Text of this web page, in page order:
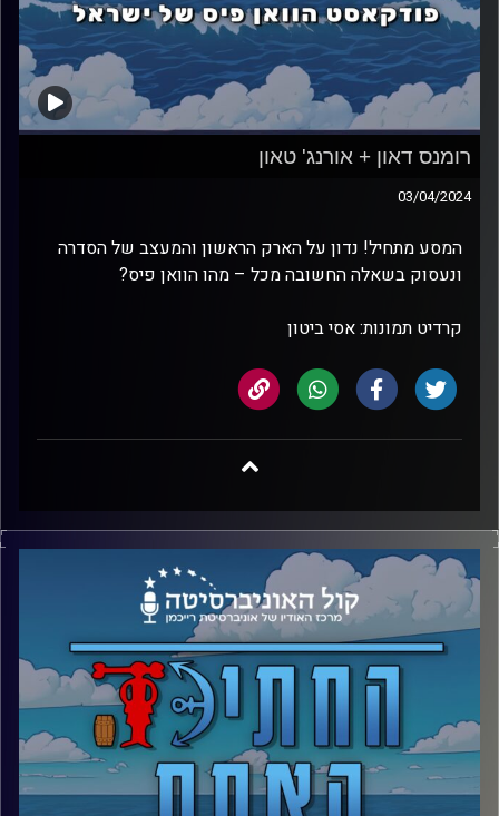
רומנס דאון + אורנג' טאון
03/04/2024
המסע מתחיל! נדון על הארק הראשון והמעצב של הסדרה
ונעסוק בשאלה החשובה מכל – מהו הוואן פיס?
קרדיט תמונות: אסי ביטון